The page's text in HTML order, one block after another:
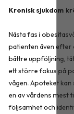
Kronisk sjukdom
Nästa fas i
patienten även efter
bättre uppföljning,
ett större fokus på
vågen. Apoteket
en av vårdens mest
följsamhet och